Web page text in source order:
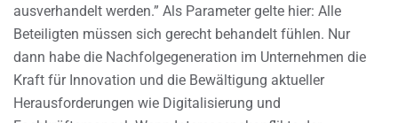
ausverhandelt werden.” Als Parameter gelte hier: Alle
Beteiligten müssen sich gerecht behandelt fühlen. Nur
dann habe die Nachfolgegeneration im Unternehmen die
Kraft für Innovation und die Bewältigung aktueller
Herausforderungen wie Digitalisierung und